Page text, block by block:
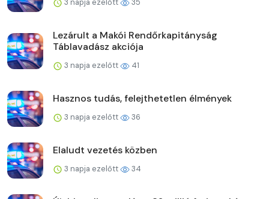
3 napja ezelőtt 35
Lezárult a Makói Rendőrkapitányság
Táblavadász akciója
3 napja ezelőtt 41
Hasznos tudás, felejthetetlen élmények
3 napja ezelőtt 36
Elaludt vezetés közben
3 napja ezelőtt 34